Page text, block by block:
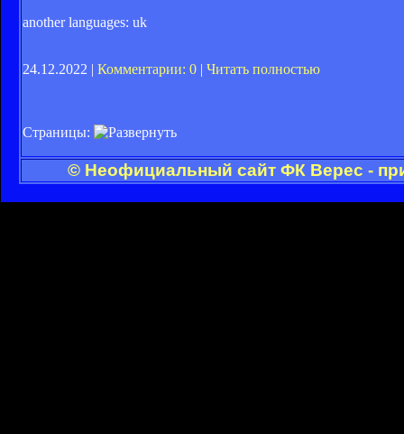
another languages: uk
24.12.2022 | Комментарии: 0 | Читать полностью
Страницы:
© Неофициальный сайт ФК Верес -